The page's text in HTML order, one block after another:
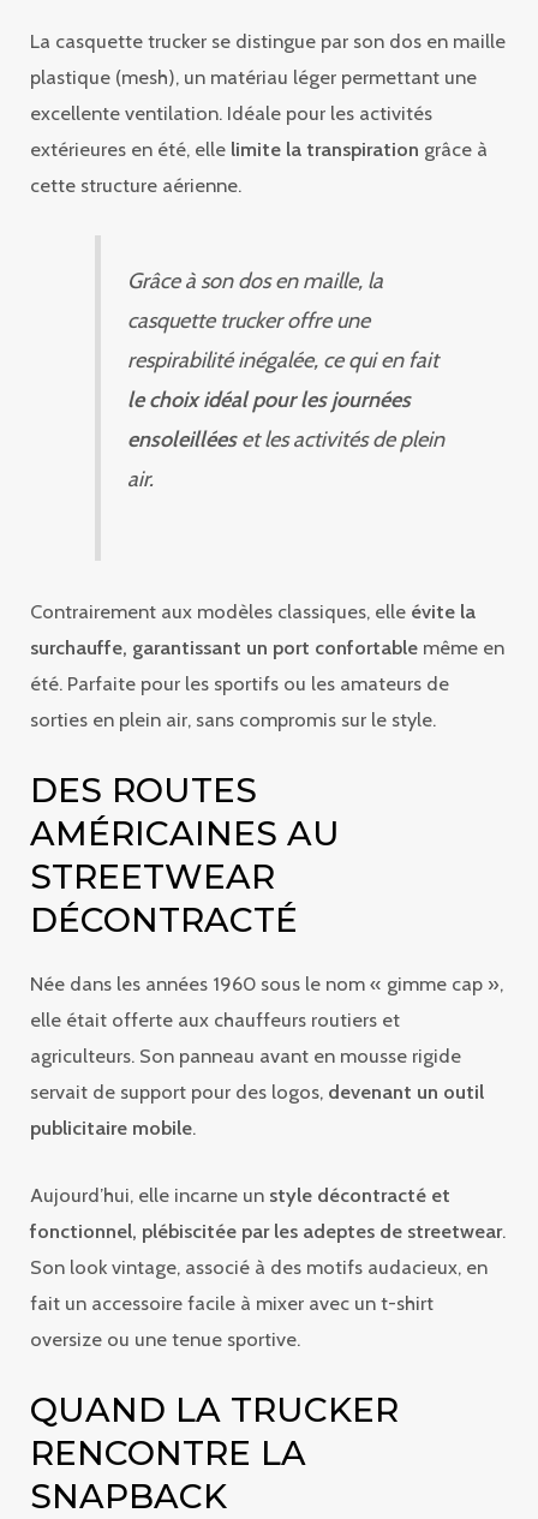
La casquette trucker se distingue par son dos en maille
plastique (mesh), un matériau léger permettant une
excellente ventilation. Idéale pour les activités
extérieures en été, elle limite la transpiration grâce à
cette structure aérienne.
Grâce à son dos en maille, la
casquette trucker offre une
respirabilité inégalée, ce qui en fait
le choix idéal pour les journées
ensoleilléeset les activités de plein
air.
Contrairement aux modèles classiques, elle évite la
surchauffe, garantissant un port confortable même en
été. Parfaite pour les sportifs ou les amateurs de
sorties en plein air, sans compromis sur le style.
DES ROUTES
AMÉRICAINES AU
STREETWEAR
DÉCONTRACTÉ
Née dans les années 1960 sous le nom « gimme cap »,
elle était offerte aux chauffeurs routiers et
agriculteurs. Son panneau avant en mousse rigide
servait de support pour des logos, devenant un outil
publicitaire mobile.
Aujourd’hui, elle incarne un style décontracté et
fonctionnel, plébiscitée par les adeptes de streetwear.
Son look vintage, associé à des motifs audacieux, en
fait un accessoire facile à mixer avec un t-shirt
oversize ou une tenue sportive.
QUAND LA TRUCKER
RENCONTRE LA
SNAPBACK